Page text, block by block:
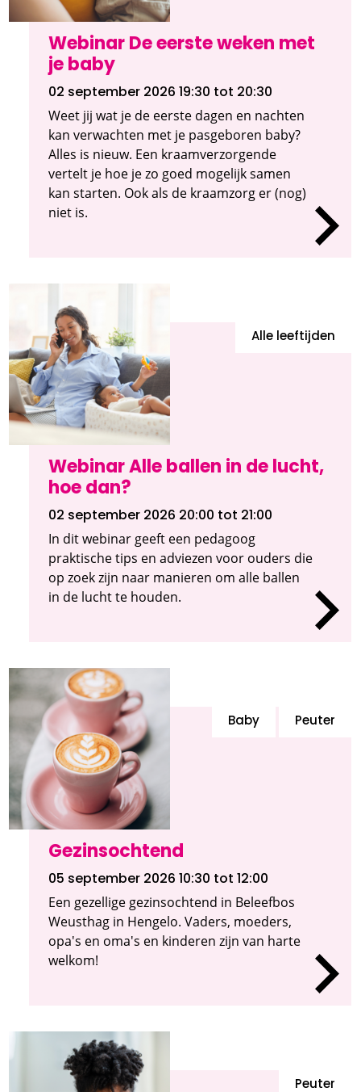
Webinar De eerste weken met
je baby
02 september 2026 19:30 tot 20:30
Weet jij wat je de eerste dagen en nachten
kan verwachten met je pasgeboren baby?
Alles is nieuw. Een kraamverzorgende
vertelt je hoe je zo goed mogelijk samen
kan starten. Ook als de kraamzorg er (nog)
niet is.
Webinar Alle ballen in de lucht,
hoe dan?
Alle leeftijden
02 september 2026 20:00 tot 21:00
In dit webinar geeft een pedagoog
praktische tips en adviezen voor ouders die
op zoek zijn naar manieren om alle ballen
in de lucht te houden.
Gezinsochtend
Baby Peuter
05 september 2026 10:30 tot 12:00
Een gezellige gezinsochtend in Beleefbos
Weusthag in Hengelo. Vaders, moeders,
opa's en oma's en kinderen zijn van harte
welkom!
Peuter